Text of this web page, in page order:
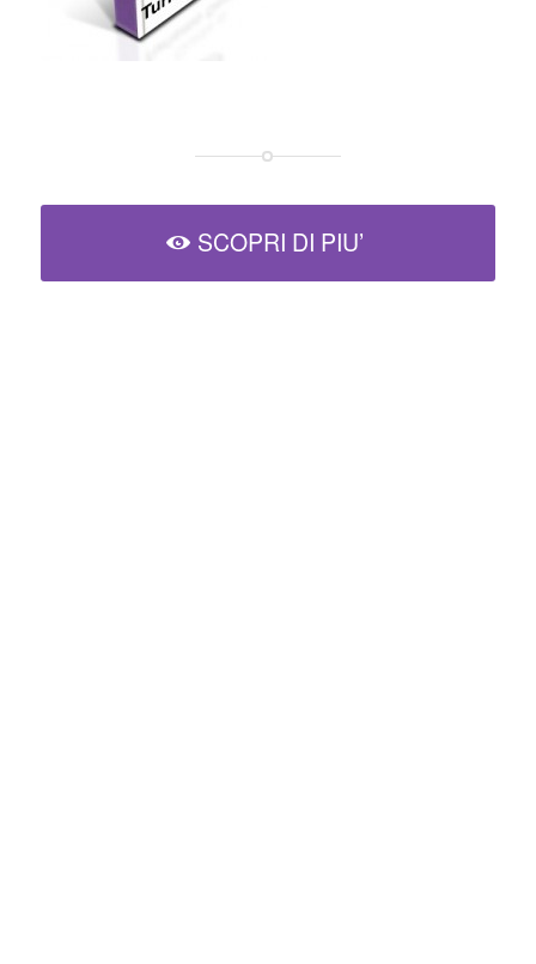
SCOPRI DI PIU’